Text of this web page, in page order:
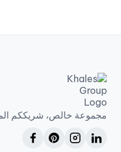
مجموعة خالص، شريككم